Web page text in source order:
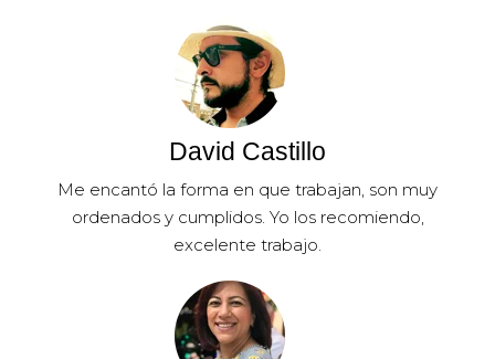
David Castillo
Me encantó la forma en que trabajan, son muy
ordenados y cumplidos. Yo los recomiendo,
excelente trabajo.